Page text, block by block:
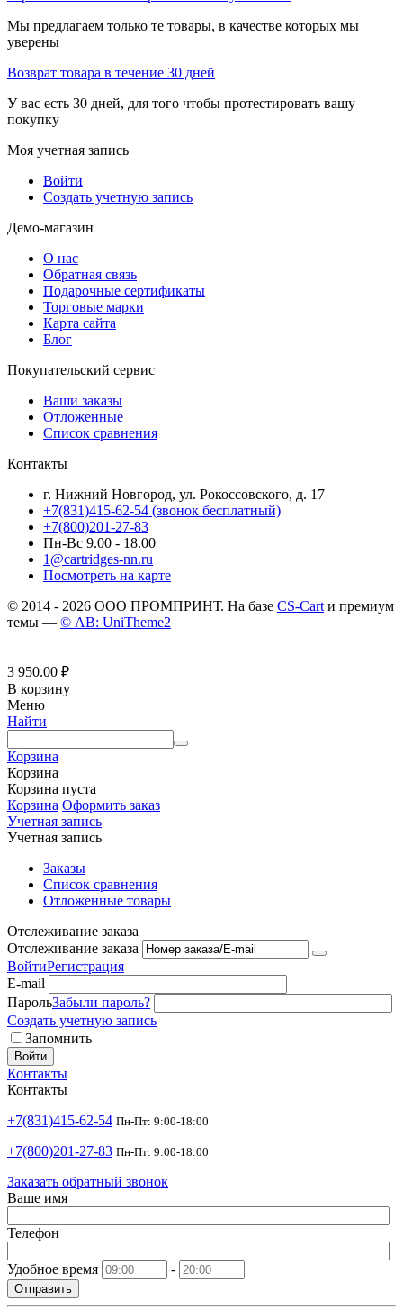
Мы предлагаем только те товары, в качестве которых мы
уверены
Возврат товара в течение 30 дней
У вас есть 30 дней, для того чтобы протестировать вашу
покупку
Моя учетная запись
Войти
Создать учетную запись
Демо-магазин
О нас
Обратная связь
Подарочные сертификаты
Торговые марки
Карта сайта
Блог
Покупательский сервис
Ваши заказы
Отложенные
Список сравнения
Контакты
г. Нижний Новгород, ул. Рокоссовского, д. 17
+7(831)415-62-54 (звонок бесплатный)
+7(800)201-27-83
Пн-Вс 9.00 - 18.00
1@cartridges-nn.ru
Посмотреть на карте
© 2014 - 2026 ООО ПРОМПРИНТ. На базе CS-Cart и премиум
темы — © AB: UniTheme2
3 950.00 ₽
В корзину
Меню
Найти
Корзина
Корзина
Корзина пуста
Корзина Оформить заказ
Учетная запись
Учетная запись
Заказы
Список сравнения
Отложенные товары
Отслеживание заказа
Отслеживание заказа
ВойтиРегистрация
E-mail
ПарольЗабыли пароль?
Создать учетную запись
Запомнить
Войти
Контакты
Контакты
+7(831)415-62-54 Пн-Пт: 9:00-18:00
+7(800)201-27-83 Пн-Пт: 9:00-18:00
Заказать обратный звонок
Ваше имя
Телефон
Удобное время -
Отправить